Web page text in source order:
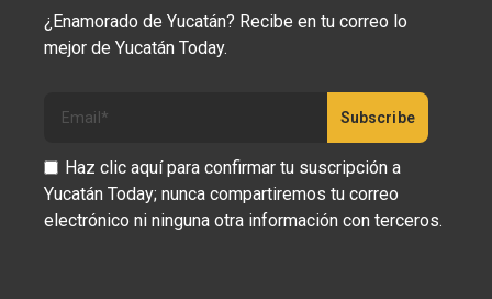
¿Enamorado de Yucatán? Recibe en tu correo lo
mejor de Yucatán Today.
Haz clic aquí para confirmar tu suscripción a
Yucatán Today; nunca compartiremos tu correo
electrónico ni ninguna otra información con terceros.